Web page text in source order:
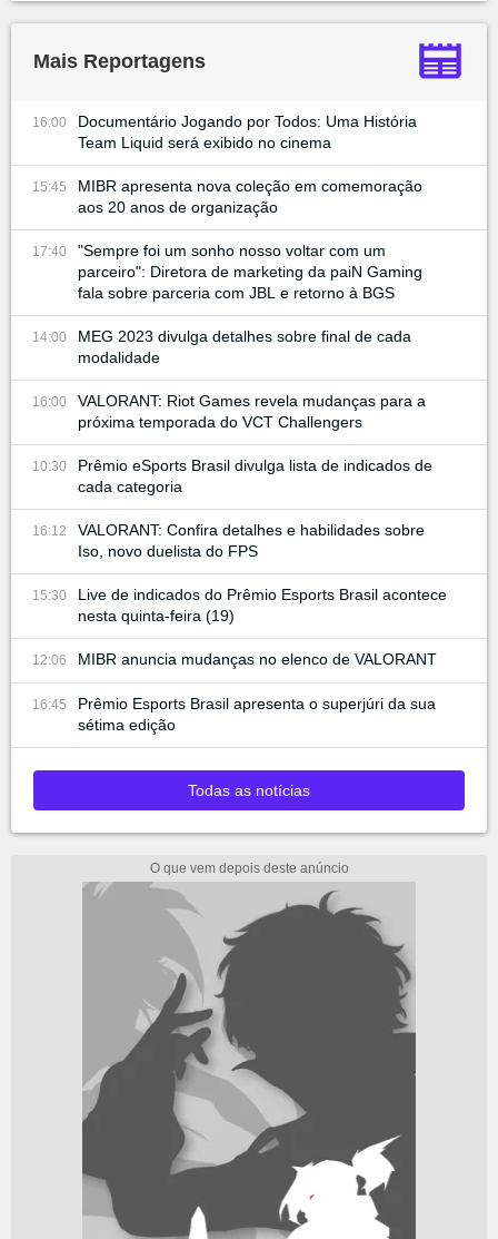
Mais Reportagens
16:00
Documentário Jogando por Todos: Uma História
Team Liquid será exibido no cinema
15:45
MIBR apresenta nova coleção em comemoração
aos 20 anos de organização
17:40
"Sempre foi um sonho nosso voltar com um
parceiro": Diretora de marketing da paiN Gaming
fala sobre parceria com JBL e retorno à BGS
14:00
MEG 2023 divulga detalhes sobre final de cada
modalidade
16:00
VALORANT: Riot Games revela mudanças para a
próxima temporada do VCT Challengers
10:30
Prêmio eSports Brasil divulga lista de indicados de
cada categoria
16:12
VALORANT: Confira detalhes e habilidades sobre
Iso, novo duelista do FPS
15:30
Live de indicados do Prêmio Esports Brasil acontece
nesta quinta-feira (19)
12:06 MIBR anuncia mudanças no elenco de VALORANT
16:45
Prêmio Esports Brasil apresenta o superjúri da sua
sétima edição
Todas as notícias